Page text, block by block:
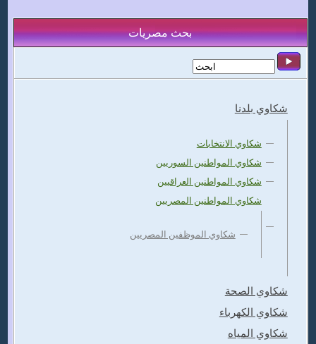
بحث مصريات
شكاوي بلدنا
شكاوي الانتخابات
شكاوي المواطنين السوريين
شكاوي المواطنين العراقيين
شكاوي المواطنين المصريين
شكاوي الموظفين المصريين
شكاوي الصحة
شكاوي الكهرباء
شكاوي المياه